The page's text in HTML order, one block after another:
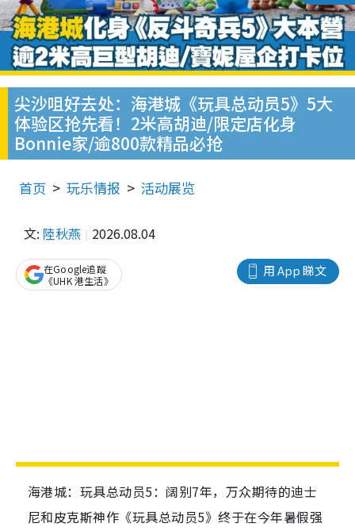
尖沙咀好去处：海港城《玩具总动员5》5大
体验区抢先看！2米高胡迪/限定店化身
Bonnie家/逾800款精品必抢
首页 玩乐情报 活动展览
文: 陸秋燕 2026.08.04
用 App 睇文
在Google追蹤
《UHK 港生活》
海港城：玩具总动员5：阔别7年，万众期待的迪士
尼和皮克斯神作《玩具总动员5》终于在今年暑假强